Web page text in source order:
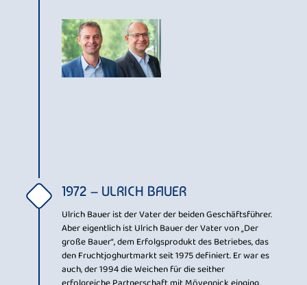
1972 – ULRICH BAUER
Ulrich Bauer ist der Vater der beiden Geschäftsführer.
Aber eigentlich ist Ulrich Bauer der Vater von „Der
große Bauer“, dem Erfolgsprodukt des Betriebes, das
den Fruchtjoghurtmarkt seit 1975 definiert. Er war es
auch, der 1994 die Weichen für die seither